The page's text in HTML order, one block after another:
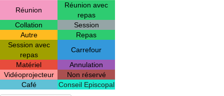
Réunion
Réunion avec
repas
Collation
Session
Autre
Repas
Session avec
repas
Carrefour
Matériel
Annulation
Vidéoprojecteur
Non réservé
Café
Conseil Episcopal